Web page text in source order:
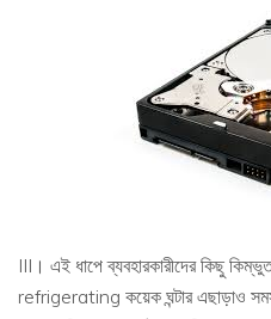
III। এই ধাপে ব্যবহারকারীদের কিছু
refrigerating কয়েক ঘন্টার এছাড়াও